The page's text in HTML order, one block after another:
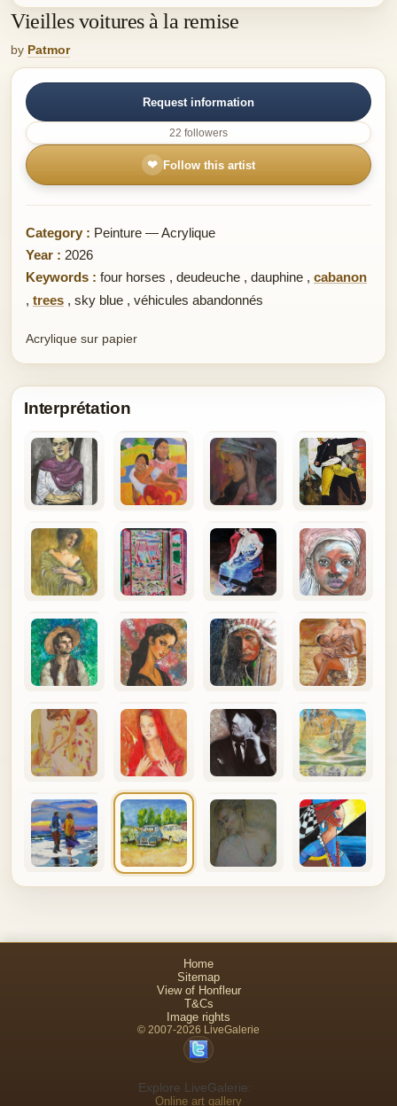
Vieilles voitures à la remise
by Patmor
Request information
22 followers
❤ Follow this artist
Category : Peinture — Acrylique
Year : 2026
Keywords : four horses , deudeuche , dauphine , cabanon
, trees , sky blue , véhicules abandonnés
Acrylique sur papier
Interprétation
Home
Sitemap
View of Honfleur
T&Cs
Image rights
© 2007-2026 LiveGalerie
Explore LiveGalerie:
Online art gallery